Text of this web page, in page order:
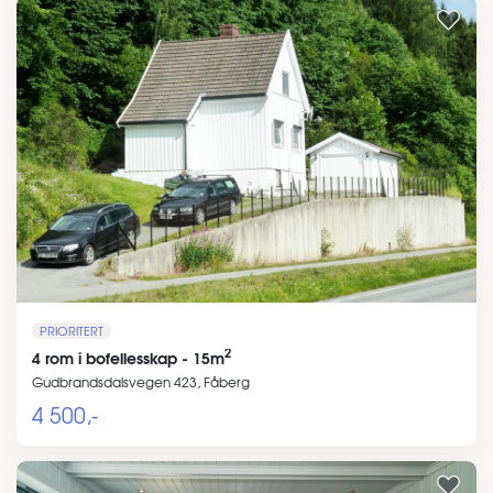
PRIORITERT
4 rom i bofellesskap - 15m2
Gudbrandsdalsvegen 423, Fåberg
4 500,-